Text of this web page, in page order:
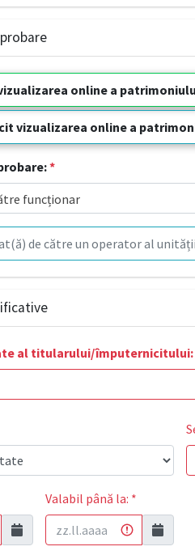
online a
vizualizarea online a
*
funcționar
de către un operator al
al titularului/împuternicitului:
Valabil până la: *